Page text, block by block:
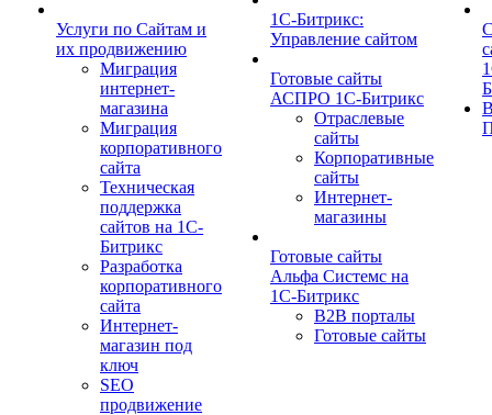
Услуги по Сайтам и
их продвижению
Миграция
интернет-
магазина
Миграция
корпоративного
сайта
Техническая
поддержка
сайтов на 1С-
Битрикс
Разработка
корпоративного
сайта
Интернет-
магазин под
ключ
SEO
продвижение
1C-Битрикс:
Управление сайтом
Готовые сайты
АСПРО 1С-Битрикс
Отраслевые
сайты
Корпоративные
сайты
Интернет-
магазины
Готовые сайты
Альфа Системс на
1С-Битрикс
B2B порталы
Готовые сайты